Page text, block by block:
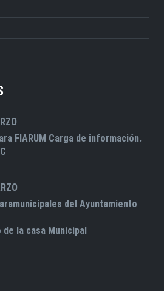
FIARUM Carga de información.
del Ayuntamiento
de la casa Municipal